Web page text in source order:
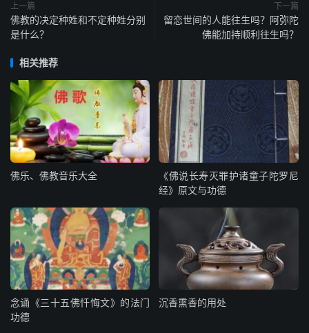
上一篇
佛教的决定种姓和不定种姓分别
是什么？
下一篇
留恋世间的人能往生吗？阿弥陀
佛能加持顺利往生吗？
相关推荐
佛乐、佛教音乐大全
《佛说长寿灭罪护诸童子陀罗尼
经》原文与功德
念诵《三十五佛忏悔文》的法门
功德
沉香熏香的用处